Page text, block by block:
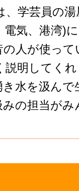
学芸員の湯
気、港湾)
人が使っ
説明してく
水を汲ん
の担当が